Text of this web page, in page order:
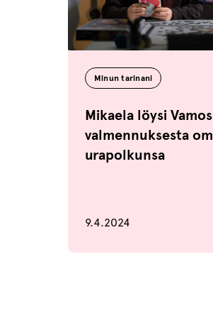
Minun tarinani
Mikaela löysi
valmennuksesta
urapolkunsa
Julkaistu
9.4.2024